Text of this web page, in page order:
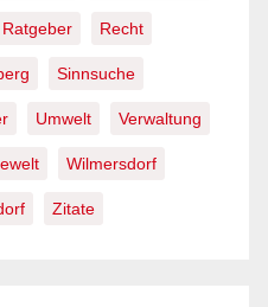
Ratgeber Recht
Sinnsuche
Umwelt Verwaltung
Wilmersdorf
Zitate